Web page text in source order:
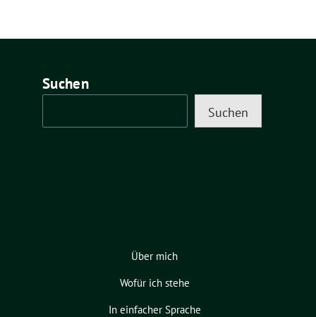
Suchen
Suchen
Über mich
Wofür ich stehe
In einfacher Sprache